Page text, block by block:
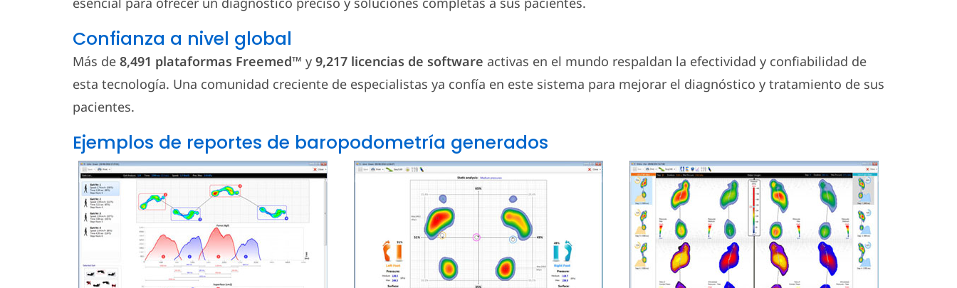
Confianza a nivel global
Más de 8,491 plataformas Freemed™ y 9,217 licencias de software activas en el mundo respaldan la efectividad y confiabilidad de
esta tecnología. Una comunidad creciente de especialistas ya confía en este sistema para mejorar el diagnóstico y tratamiento de sus
pacientes.
Ejemplos de reportes de baropodometría generados